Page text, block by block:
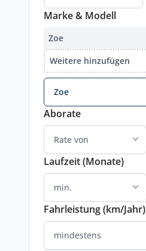
Marke & Modell
Zoe
Weitere hinzufügen
Zoe
Aborate
Laufzeit (Monate)
Fahrleistung (km/Jahr)